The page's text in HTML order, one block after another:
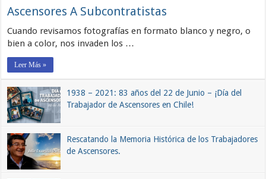
Ascensores A Subcontratistas
Cuando revisamos fotografías en formato blanco y negro, o
bien a color, nos invaden los …
Leer Más »
1938 – 2021: 83 años del 22 de Junio – ¡Día del
Trabajador de Ascensores en Chile!
Rescatando la Memoria Histórica de los Trabajadores
de Ascensores.